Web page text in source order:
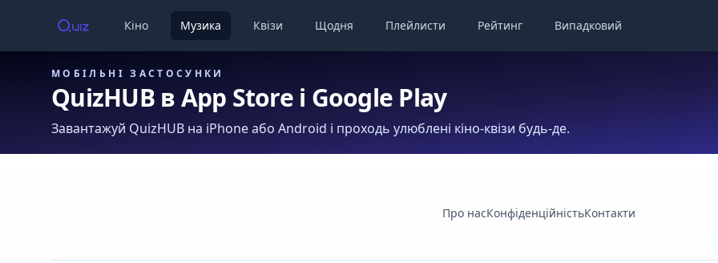
Кіно Музика Квізи Щодня Плейлисти Рейтинг Випадковий
МОБІЛЬНІ ЗАСТОСУНКИ
QuizHUB в App Store і Google Play
Завантажуй QuizHUB на iPhone або Android і проходь улюблені кіно-квізи будь-де.
Про насКонфіденційністьКонтакти